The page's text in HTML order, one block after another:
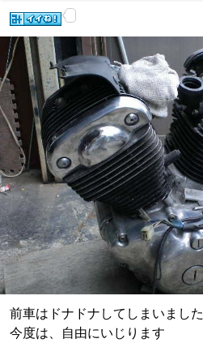
前車はドナドナしてしまいました
今度は、自由にいじります